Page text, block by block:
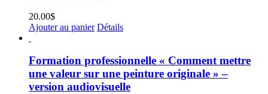
20.00$
Ajouter au panier Détails
Formation professionnelle « Comment mettre
une valeur sur une peinture originale » –
version audiovisuelle